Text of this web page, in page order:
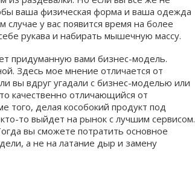
ваша физическая форма и ваша одежда
у вас появится время на более
рукава и набирать мышечную массу.
придуманную вами бизнес-модель.
Здесь мое мнение отличается от
вы вдруг угадали с бизнес-моделью или
качественно отличающийся от
того, делая кособокий продукт под
то выйдет на рынок с лучшим сервисом.
вы сможете потратить основное
а не на латание дыр и замену